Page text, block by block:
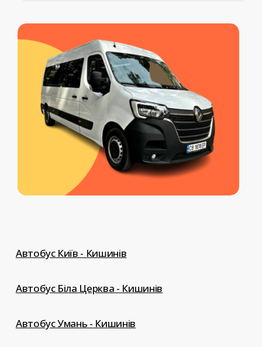
перевезення тварин, перевезення
документів, доставка передач,
індивідуальний трансфер до
Європи.
Автобус Київ - Кишинів
Автобус Біла Церква - Кишинів
Автобус Умань - Кишинів